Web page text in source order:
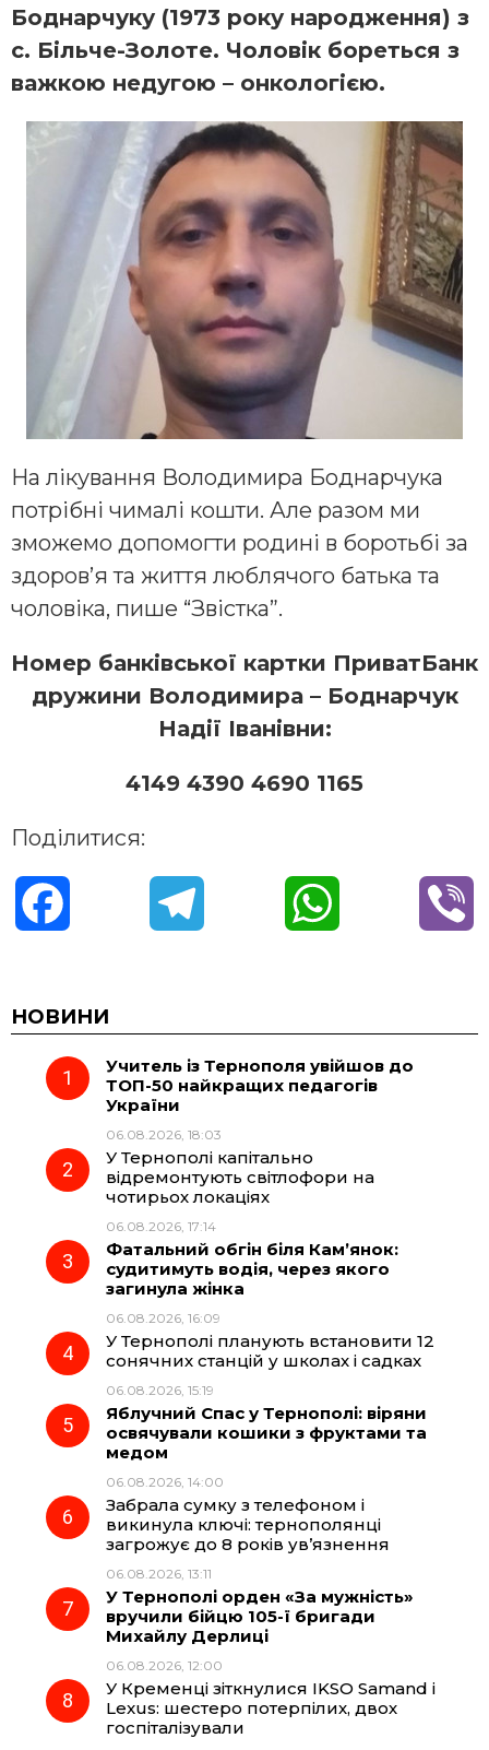
Боднарчуку (1973 року народження) з
с. Більче-Золоте. Чоловік бореться з
важкою недугою – онкологією.
На лікування Володимира Боднарчука
потрібні чималі кошти. Але разом ми
зможемо допомогти родині в боротьбі за
здоров’я та життя люблячого батька та
чоловіка, пише “Звістка”.
Номер банківської картки ПриватБанк
дружини Володимира – Боднарчук
Надії Іванівни:
4149 4390 4690 1165
Поділитися:
c
e
o
k
e
r
a
m
t
A
НОВИНИ
Учитель із Тернополя увійшов до
ТОП-50 найкращих педагогів
України
06.08.2026, 18:03
У Тернополі капітально
відремонтують світлофори на
чотирьох локаціях
06.08.2026, 17:14
Фатальний обгін біля Кам’янок:
судитимуть водія, через якого
загинула жінка
06.08.2026, 16:09
У Тернополі планують встановити 12
сонячних станцій у школах і садках
06.08.2026, 15:19
Яблучний Спас у Тернополі: віряни
освячували кошики з фруктами та
медом
06.08.2026, 14:00
Забрала сумку з телефоном і
викинула ключі: тернополянці
загрожує до 8 років ув’язнення
06.08.2026, 13:11
У Тернополі орден «За мужність»
вручили бійцю 105-ї бригади
Михайлу Дерлиці
06.08.2026, 12:00
У Кременці зіткнулися IKSO Samand і
Lexus: шестеро потерпілих, двох
госпіталізували